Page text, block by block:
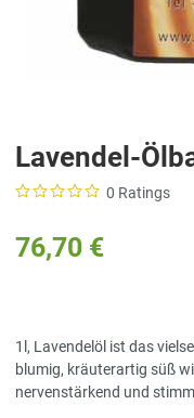
Lavendel-
0 Ratings
76,70 €
1l, Lavendelöl ist das
blumig, kräuterartig süß
nervenstärkend und